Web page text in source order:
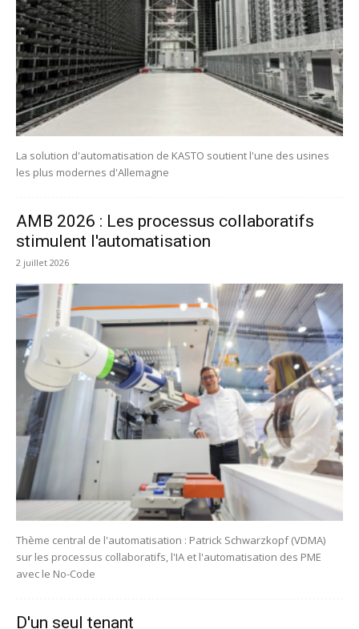
La solution d'automatisation de KASTO soutient l'une des usines
les plus modernes d'Allemagne
AMB 2026 : Les processus collaboratifs
stimulent l'automatisation
2 juillet 2026
Thème central de l'automatisation : Patrick Schwarzkopf (VDMA)
sur les processus collaboratifs, l'IA et l'automatisation des PME
avec le No-Code
D'un seul tenant